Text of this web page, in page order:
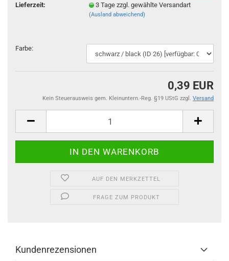
Lieferzeit:
3 Tage zzgl. gewählte Versandart
(Ausland abweichend)
Farbe:
0,39 EUR
Kein Steuerausweis gem. Kleinuntern.-Reg. §19 UStG zzgl. Versand
AUF DEN MERKZETTEL
FRAGE ZUM PRODUKT
Kundenrezensionen